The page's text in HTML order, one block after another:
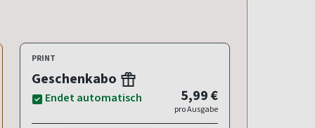
PRINT
Geschenkabo
Endet automatisch 5,99 €
pro Ausgabe